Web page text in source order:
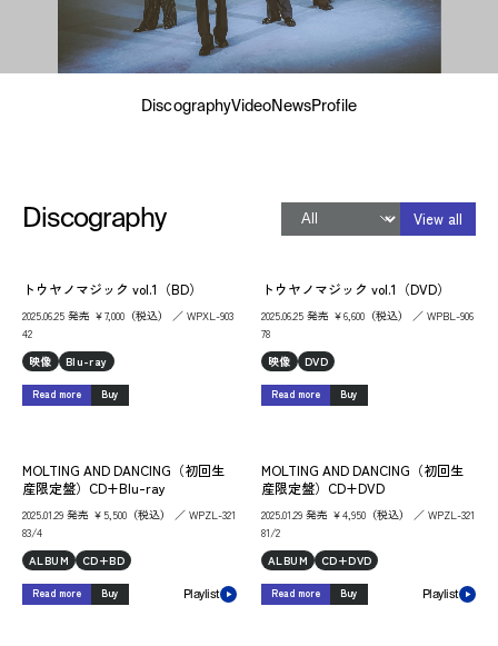
DiscographyVideoNewsProfile
Discography View all
トウヤノマジック vol.1（BD）
2025.06.25 発売 ￥7,000（税込） ／ WPXL-903
42
映像
Blu-ray
Read more Buy
トウヤノマジック vol.1（DVD）
2025.06.25 発売 ￥6,600（税込） ／ WPBL-906
78
映像
DVD
Read more Buy
MOLTING AND DANCING（初回生
産限定盤）CD+Blu-ray
2025.01.29 発売 ￥5,500（税込） ／ WPZL-321
83/4
ALBUM
CD+BD
Read more Buy Playlist
MOLTING AND DANCING（初回生
産限定盤）CD+DVD
2025.01.29 発売 ￥4,950（税込） ／ WPZL-321
81/2
ALBUM
CD+DVD
Read more Buy Playlist